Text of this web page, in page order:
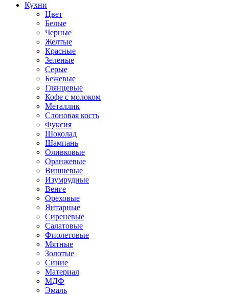
Кухни
Цвет
Белые
Черные
Желтые
Красные
Зеленые
Серые
Бежевые
Глянцевые
Кофе с молоком
Металлик
Слоновая кость
Фуксия
Шоколад
Шампань
Оливковые
Оранжевые
Вишневые
Изумрудные
Венге
Ореховые
Янтарные
Сиреневые
Салатовые
Фиолетовые
Мятные
Золотые
Синие
Материал
МДФ
Эмаль